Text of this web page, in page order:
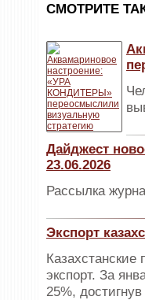
CМОТРИТЕ
Дайджест
23.06.2026
Рассылка
Экспорт
экспорт. За
25%,